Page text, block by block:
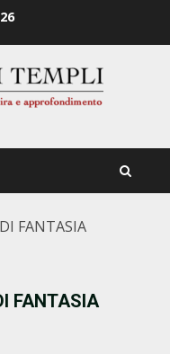
FANTASIA
FANTASIA